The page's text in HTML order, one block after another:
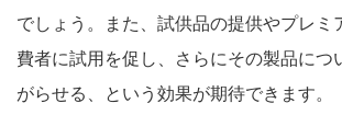
でしょう。また、試供品の提供やプレミ
費者に試用を促し、さらにその製品につ
がらせる、という効果が期待できます。